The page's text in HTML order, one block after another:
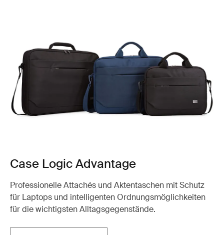
Case Logic Advantage
Professionelle Attachés und Aktentaschen mit Schutz
für Laptops und intelligenten Ordnungsmöglichkeiten
für die wichtigsten Alltagsgegenstände.